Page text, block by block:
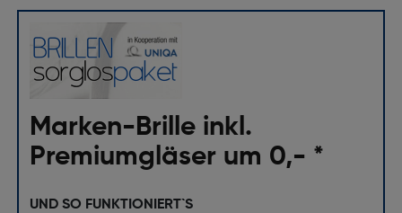
Marken-Brille inkl.
Premiumgläser um 0,- *
UND SO FUNKTIONIERT`S